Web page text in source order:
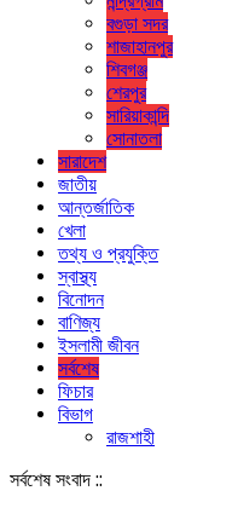
বগুড়া সদর
শাজাহানপুর
শিবগঞ্জ
শেরপুর
সারিয়াকান্দি
সোনাতলা
সারাদেশ
জাতীয়
আন্তর্জাতিক
খেলা
তথ্য ও প্রযুক্তি
স্বাস্থ্য
বিনোদন
বাণিজ্য
ইসলামী জীবন
সর্বশেষ
ফিচার
বিভাগ
রাজশাহী
সর্বশেষ সংবাদ ::